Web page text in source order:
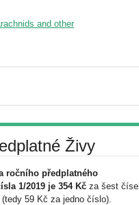
and other
Živy
ročního předplatného
1/2019 je 354 Kč za šest čísel
59 Kč za jedno číslo).